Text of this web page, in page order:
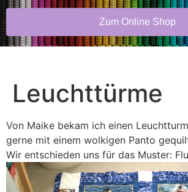
Zum Online Shop
Leuchttürme
Von Maike bekam ich einen
gerne mit einem wolkigen Panto
Wir entschieden uns für das Muster: